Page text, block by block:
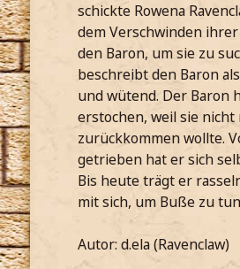
schickte Rowena
dem Verschwinden
den Baron, um sie zu
beschreibt den Baron
und wütend. Der Baron
erstochen, weil sie nicht
zurückkommen wollte.
getrieben hat er sich
Bis heute trägt er
mit sich, um Buße zu
Autor: d.ela (Ravenclaw)